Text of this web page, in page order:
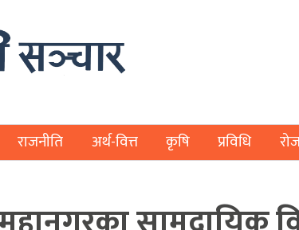
राजनीति अर्थ-वित्त कृषि प्रविधि